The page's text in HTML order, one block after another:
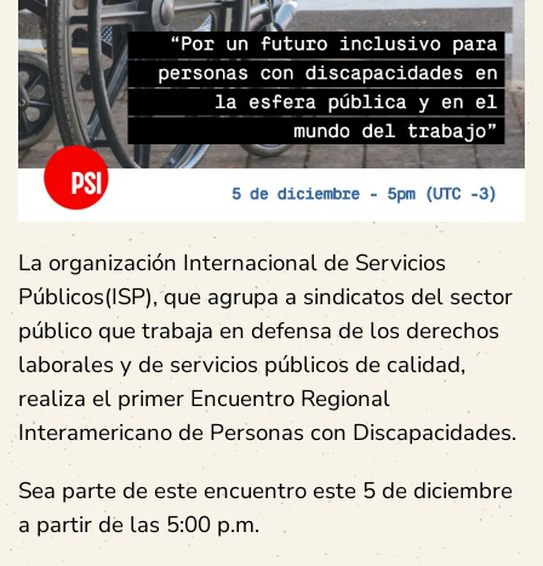
La organización Internacional de Servicios
Públicos(ISP), que agrupa a sindicatos del sector
público que trabaja en defensa de los derechos
laborales y de servicios públicos de calidad,
realiza el primer Encuentro Regional
Interamericano de Personas con Discapacidades.
Sea parte de este encuentro este 5 de diciembre
a partir de las 5:00 p.m.